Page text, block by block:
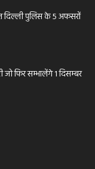
दिल्ली पुलिस के 5 अफसरों
फिर सम्भालेंगे 1 दिसम्बर